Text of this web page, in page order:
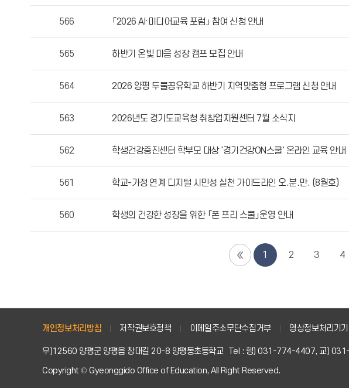
물
자,
록
확
566 「2026 AI·미디어교육 포럼」 참여 신청 안내
565 하반기 온빛 마음 성장 캠프 모집 안내
564 2026 양평 두물공유학교 하반기 지역맞춤형 프로그램 신청 안내
563 2026년도 경기도교육청 취창업지원센터 7월 소식지
562 학생건강증진센터 학부모 대상 '경기건강ON스쿨' 온라인 교육 안내
561 학교-가정 연계 디지털 시민성 실천 가이드라인 오.분.만. (8월호)
560 학생의 건강한 성장을 위한 「폰 프리 스쿨」운영 안내
1 2 3 4
개인정보처리방침 저작권보호정책 이메일주소무단수집거부 영상정보처리기
우)12560 양평군 양평읍 창대길 20-8 양평동초등학교 Tel : 행) 031-774-4407, 교)
Copyright © Gyeonggido Office of Education, All Right Reserved.